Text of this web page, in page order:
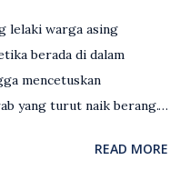
lelaki warga asing
berada di dalam
mencetuskan
yang turut naik berang.
dengan pemandu Grab
READ MORE